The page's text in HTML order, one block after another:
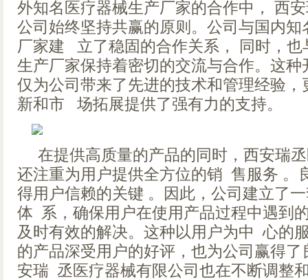
外知名医疗器械生产厂家的合作中， 西
公司始终坚持共赢的原则。公司与国内
厂家建 立了稳固的合作关系， 同时，也
生产厂家保持着密切的交流与合作。这
仅为公司带来了先进的技术和管理经验
新和市 场拓展提供了强有力的支持。
在提供高质量的产品的同时，西安瑞
还注重为用户提供全方位的销 售服务 。
得用户信赖的关键 。因此，公司建立了
体 系，确保用户在使用产品过程中遇到
及时有效的解决。这种以用户为中 心的
的产品深受用户的好评，也为公司赢得
安瑞 丞医疗器械有限公司也在不断调整